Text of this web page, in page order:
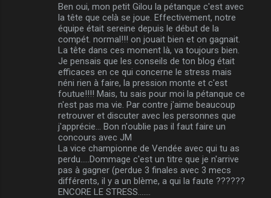
Ben oui, mon petit Gilou la pétanque c'est avec
la tête que celà se joue. Effectivement, notre
équipe était sereine depuis le début de la
compét. normal!!! on jouait bien et on gagnait.
La tête dans ces moment là, va toujours bien.
Je pensais que les conseils de ton blog était
efficaces en ce qui concerne le stress mais
néni rien à faire, la pression monte et c'est
foutue!!!! Mais, tu sais pour moi la pétanque ce
n'est pas ma vie. Par contre j'aime beaucoup
retrouver et discuter avec les personnes que
j'apprécie... Bon n'oublie pas il faut faire un
concours avec JM
La vice championne de Vendée avec qui tu as
perdu.....Dommage c'est un titre que je n'arrive
pas à gagner (perdue 3 finales avec 3 mecs
différents, il y a un blème, a qui la faute ??????
ENCORE LE STRESS.......